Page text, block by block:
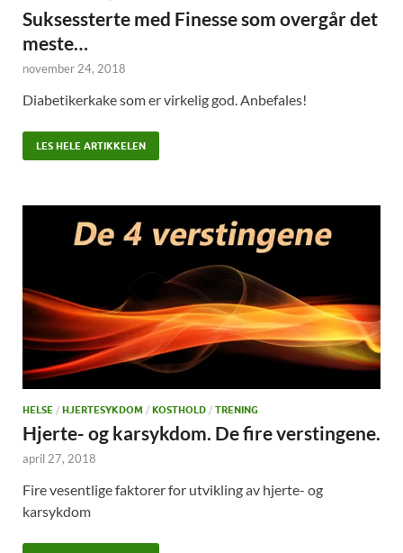
Suksessterte med Finesse som overgår det
meste…
november 24, 2018
Diabetikerkake som er virkelig god. Anbefales!
LES HELE ARTIKKELEN
HELSE / HJERTESYKDOM / KOSTHOLD / TRENING
Hjerte- og karsykdom. De fire verstingene.
april 27, 2018
Fire vesentlige faktorer for utvikling av hjerte- og
karsykdom